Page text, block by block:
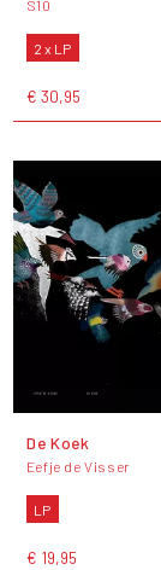
S10
2 x LP
€ 30,95
De Koek
Eefje de Visser
LP
€ 19,95